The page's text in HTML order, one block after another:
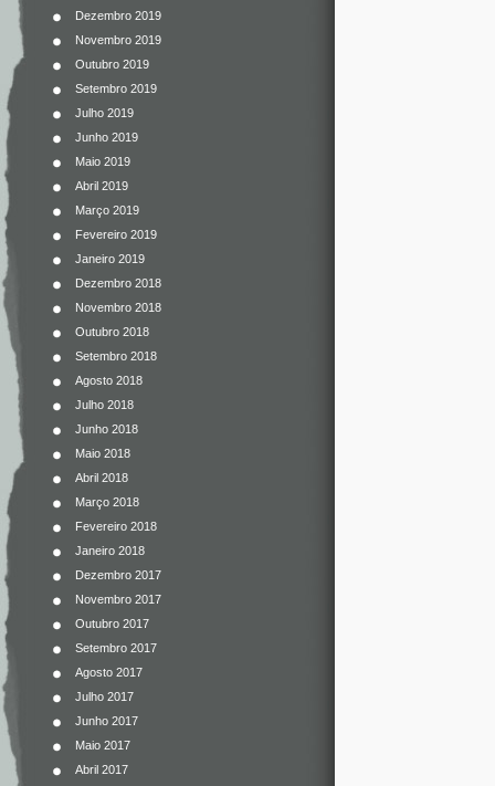
Dezembro 2019
Novembro 2019
Outubro 2019
Setembro 2019
Julho 2019
Junho 2019
Maio 2019
Abril 2019
Março 2019
Fevereiro 2019
Janeiro 2019
Dezembro 2018
Novembro 2018
Outubro 2018
Setembro 2018
Agosto 2018
Julho 2018
Junho 2018
Maio 2018
Abril 2018
Março 2018
Fevereiro 2018
Janeiro 2018
Dezembro 2017
Novembro 2017
Outubro 2017
Setembro 2017
Agosto 2017
Julho 2017
Junho 2017
Maio 2017
Abril 2017